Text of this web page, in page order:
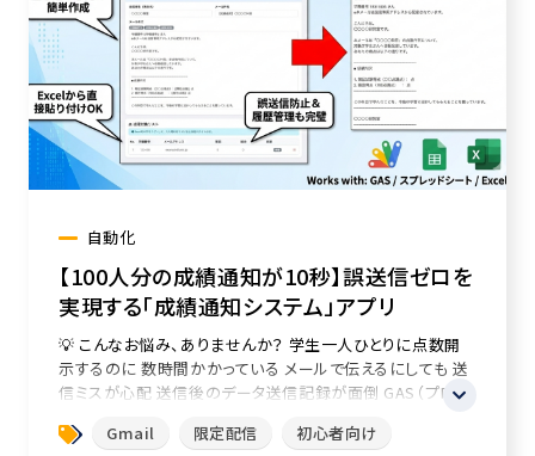
自動化
【100人分の成績通知が10秒】誤送信ゼロを
実現する「成績通知システム」アプリ
💡 こんなお悩み、ありませんか？ 学生一人ひとりに点数開
示するのに 数時間かかっている メールで伝えるにしても 送
信ミスが心配 送信後のデータ送信記録が面倒 GAS（プログ
Gmail 限定配信
初心者向け